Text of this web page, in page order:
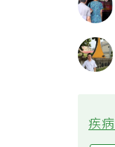
疾